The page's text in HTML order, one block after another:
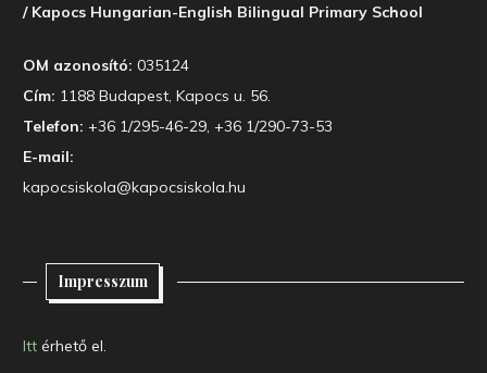
/ Kapocs Hungarian-English Bilingual Primary School
OM azonosító: 035124
Cím: 1188 Budapest, Kapocs u. 56.
Telefon: +36 1/295-46-29, +36 1/290-73-53
E-mail:
kapocsiskola@kapocsiskola.hu
Impresszum
Itt érhető el.